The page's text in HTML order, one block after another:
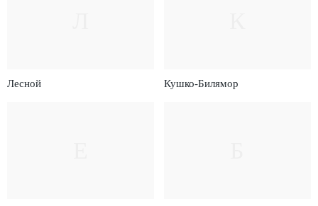
Лесной Кушко-Билямор